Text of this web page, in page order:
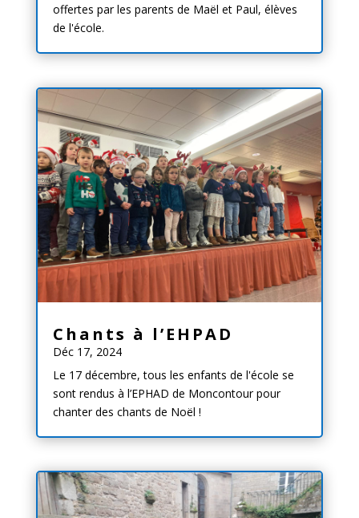
offertes par les parents de Maël et Paul, élèves
de l'école.
Chants à l’EHPAD
Déc 17, 2024
Le 17 décembre, tous les enfants de l'école se
sont rendus à l’EPHAD de Moncontour pour
chanter des chants de Noël !